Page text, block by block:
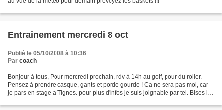
Entrainement mercredi 8 oct
Publié le 05/10/2008 à 10:36
Par coach
Bonjour à tous, Pour mercredi prochain, rdv à 14h au golf, pour du roller.
Pensez à prendre casque, gants et porde gourde ! Ca ne sera pas moi, car
je pars en stage a Tignes. pour plus d'infos je suis joignable par tel. Bises les